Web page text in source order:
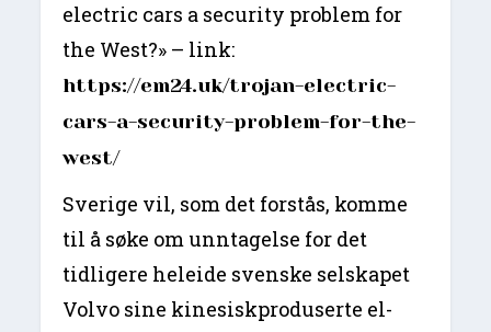
electric cars a security problem for
the West?» – link:
https://em24.uk/trojan-electric-
cars-a-security-problem-for-the-
west/
Sverige vil, som det forstås, komme
til å søke om unntagelse for det
tidligere heleide svenske selskapet
Volvo sine kinesiskproduserte el-